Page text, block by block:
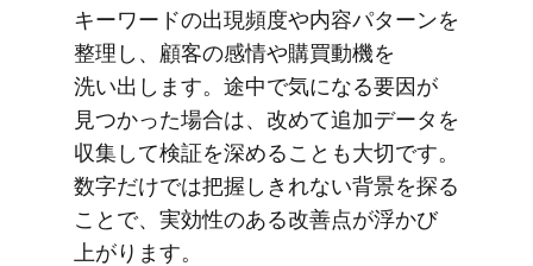
キーワードの​出現頻度や​内容パターンを​
整理し、​顧客の​感情や​購買動機を​
洗い出します。​途中で​気に​なる​要因が​
見つかった​場合は、​改めて​追加データを​
収集して​検証を​深める​ことも​大切です。​
数字だけでは​把握しきれない​背景を​探る​
ことで、​実効性の​ある​改善点が​浮かび​
上がります。